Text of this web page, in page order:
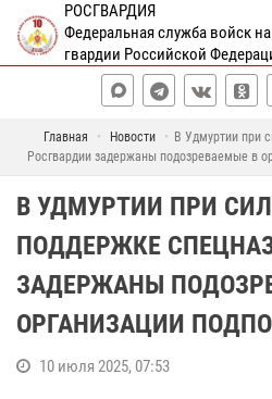
РОСГВАРДИЯ
Федеральная служба войск
гвардии Российской
Главная Новости
В Удмуртии при
Росгвардии задержаны подозреваемые в
В УДМУРТИИ ПРИ
ПОДДЕРЖКЕ
ЗАДЕРЖАНЫ
ОРГАНИЗАЦИИ
10 июля 2025, 07:53